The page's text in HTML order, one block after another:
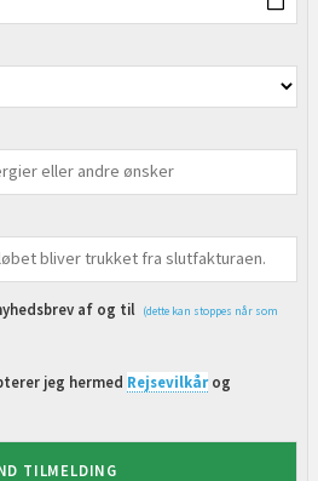
af og til (dette kan stoppes når som
jeg hermed Rejsevilkårog
TILMELDING